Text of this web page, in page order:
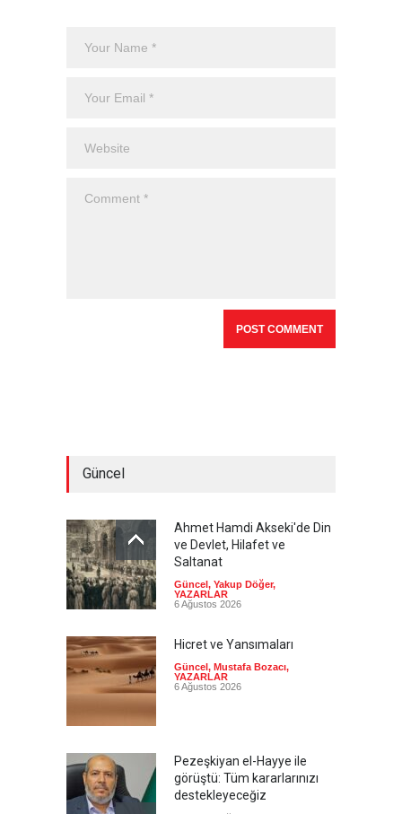
Güncel
Ahmet Hamdi Akseki'de Din
ve Devlet, Hilafet ve
Saltanat
Güncel , Yakup Döğer,
YAZARLAR
6 Ağustos 2026
Hicret ve Yansımaları
Güncel , Mustafa Bozacı,
YAZARLAR
6 Ağustos 2026
Pezeşkiyan el-Hayye ile
görüştü: Tüm kararlarınızı
destekleyeceğiz